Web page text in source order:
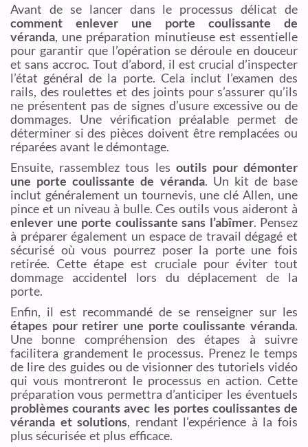
Avant de se lancer dans le processus délicat de
comment enlever une porte coulissante de
véranda, une préparation minutieuse est essentielle
pour garantir que l’opération se déroule en douceur
et sans accroc. Tout d’abord, il est crucial d’inspecter
l’état général de la porte. Cela inclut l’examen des
rails, des roulettes et des joints pour s’assurer qu’ils
ne présentent pas de signes d’usure excessive ou de
dommages. Une vérification préalable permet de
déterminer si des pièces doivent être remplacées ou
réparées avant le démontage.
Ensuite, rassemblez tous les outils pour démonter
une porte coulissante de véranda. Un kit de base
inclut généralement un tournevis, une clé Allen, une
pince et un niveau à bulle. Ces outils vous aideront à
enlever une porte coulissante sans l’abîmer. Pensez
à préparer également un espace de travail dégagé et
sécurisé où vous pourrez poser la porte une fois
retirée. Cette étape est cruciale pour éviter tout
dommage accidentel lors du déplacement de la
porte.
Enfin, il est recommandé de se renseigner sur les
étapes pour retirer une porte coulissante véranda.
Une bonne compréhension des étapes à suivre
facilitera grandement le processus. Prenez le temps
de lire des guides ou de visionner des tutoriels vidéo
qui vous montreront le processus en action. Cette
préparation vous permettra d’anticiper les éventuels
problèmes courants avec les portes coulissantes de
véranda et solutions, rendant l’expérience à la fois
plus sécurisée et plus efficace.